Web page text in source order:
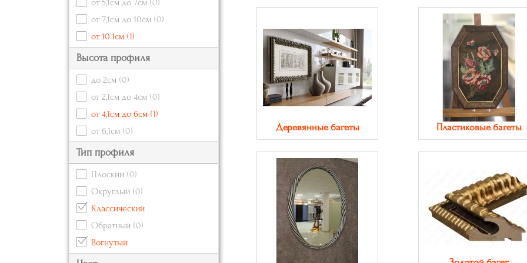
от 7,1см до 10см (0)
от 10.1см (1)
Высота профиля
до 2см (0)
от 2,1см до 4см (0)
от 4,1см до 6см (1)
от 6,1см (0)
Тип профиля
Плоский (0)
Округлый (0)
Классический
Обратный (0)
Вогнутый
Деревянные багеты Пластиковые багеты